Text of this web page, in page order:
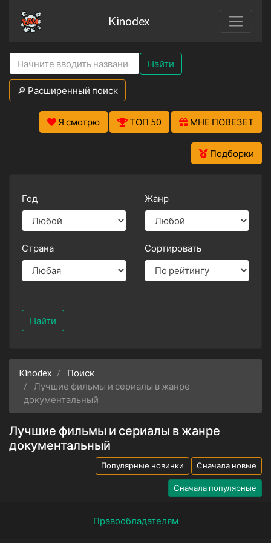
Kinodex
Найти
🔎 Расширенный поиск
Я смотрю ТОП 50 МНЕ ПОВЕЗЕТ
Подборки
Год Жанр
Страна Сортировать
Найти
Kinodex
Поиск
Лучшие фильмы и сериалы в жанре
документальный
Лучшие фильмы и сериалы в жанре
документальный
Популярные новинки Сначала новые
Сначала популярные
Правообладателям